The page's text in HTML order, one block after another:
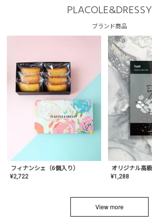
PLACOLE&DRESSY
ブランド商品
フィナンシェ（6個入り）
¥2,722 ¥1,288
View more